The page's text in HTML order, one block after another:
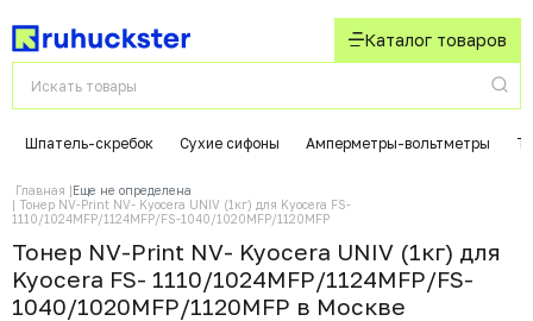
Каталог товаров
Шпатель-скребок Сухие сифоны Амперметры-вольтметры
Главная
Еще не определена
Тонер NV-Print NV- Kyocera UNIV (1кг) для Kyocera FS-
1110/1024MFP/1124MFP/FS-1040/1020MFP/1120MFP
Тонер NV-Print NV- Kyocera UNIV (1кг) для
Kyocera FS- 1110/1024MFP/1124MFP/FS-
1040/1020MFP/1120MFP в Москвe